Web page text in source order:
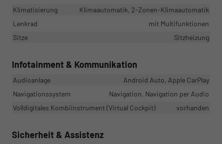
Klimatisierung
Klimaautomatik, 2-Zonen-Klimaautomatik
Lenkrad
mit Multifunktionen
Sitze
Sitzheizung
Infotainment & Kommunikation
Audioanlage
Android Auto, Apple CarPlay
Navigationssystem
Navigation, Navigation per Audio
Volldigitales Kombiinstrument (Virtual Cockpit)
vorhanden
Sicherheit & Assistenz